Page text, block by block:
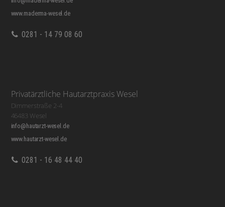
www.maderma-wesel.de
0281 - 14 79 08 60
Privatärztliche Hautarztpraxis Wesel
Dimmerstraße 2-4
46483 Wesel
info@hautarzt-wesel.de
www.hautarzt-wesel.de
0281 - 16 48 44 40